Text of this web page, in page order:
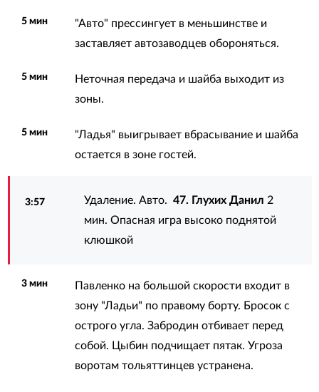
5 мин
"Авто" прессингует в меньшинстве и
заставляет автозаводцев обороняться.
5 мин
Неточная передача и шайба выходит из
зоны.
5 мин
"Ладья" выигрывает вбрасывание и шайба
остается в зоне гостей.
3:57 Удаление. Авто.47. Глухих Данил 2
мин. Опасная игра высоко поднятой
клюшкой
3 мин
Павленко на большой скорости входит в
зону "Ладьи" по правому борту. Бросок с
острого угла. Забродин отбивает перед
собой. Цыбин подчищает пятак. Угроза
воротам тольяттинцев устранена.